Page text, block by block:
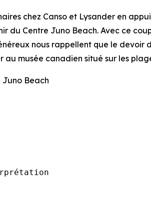
chez Canso et Lysander en
du Centre Juno Beach. Avec ce
nous rappellent que le
au musée canadien situé sur les
Juno Beach